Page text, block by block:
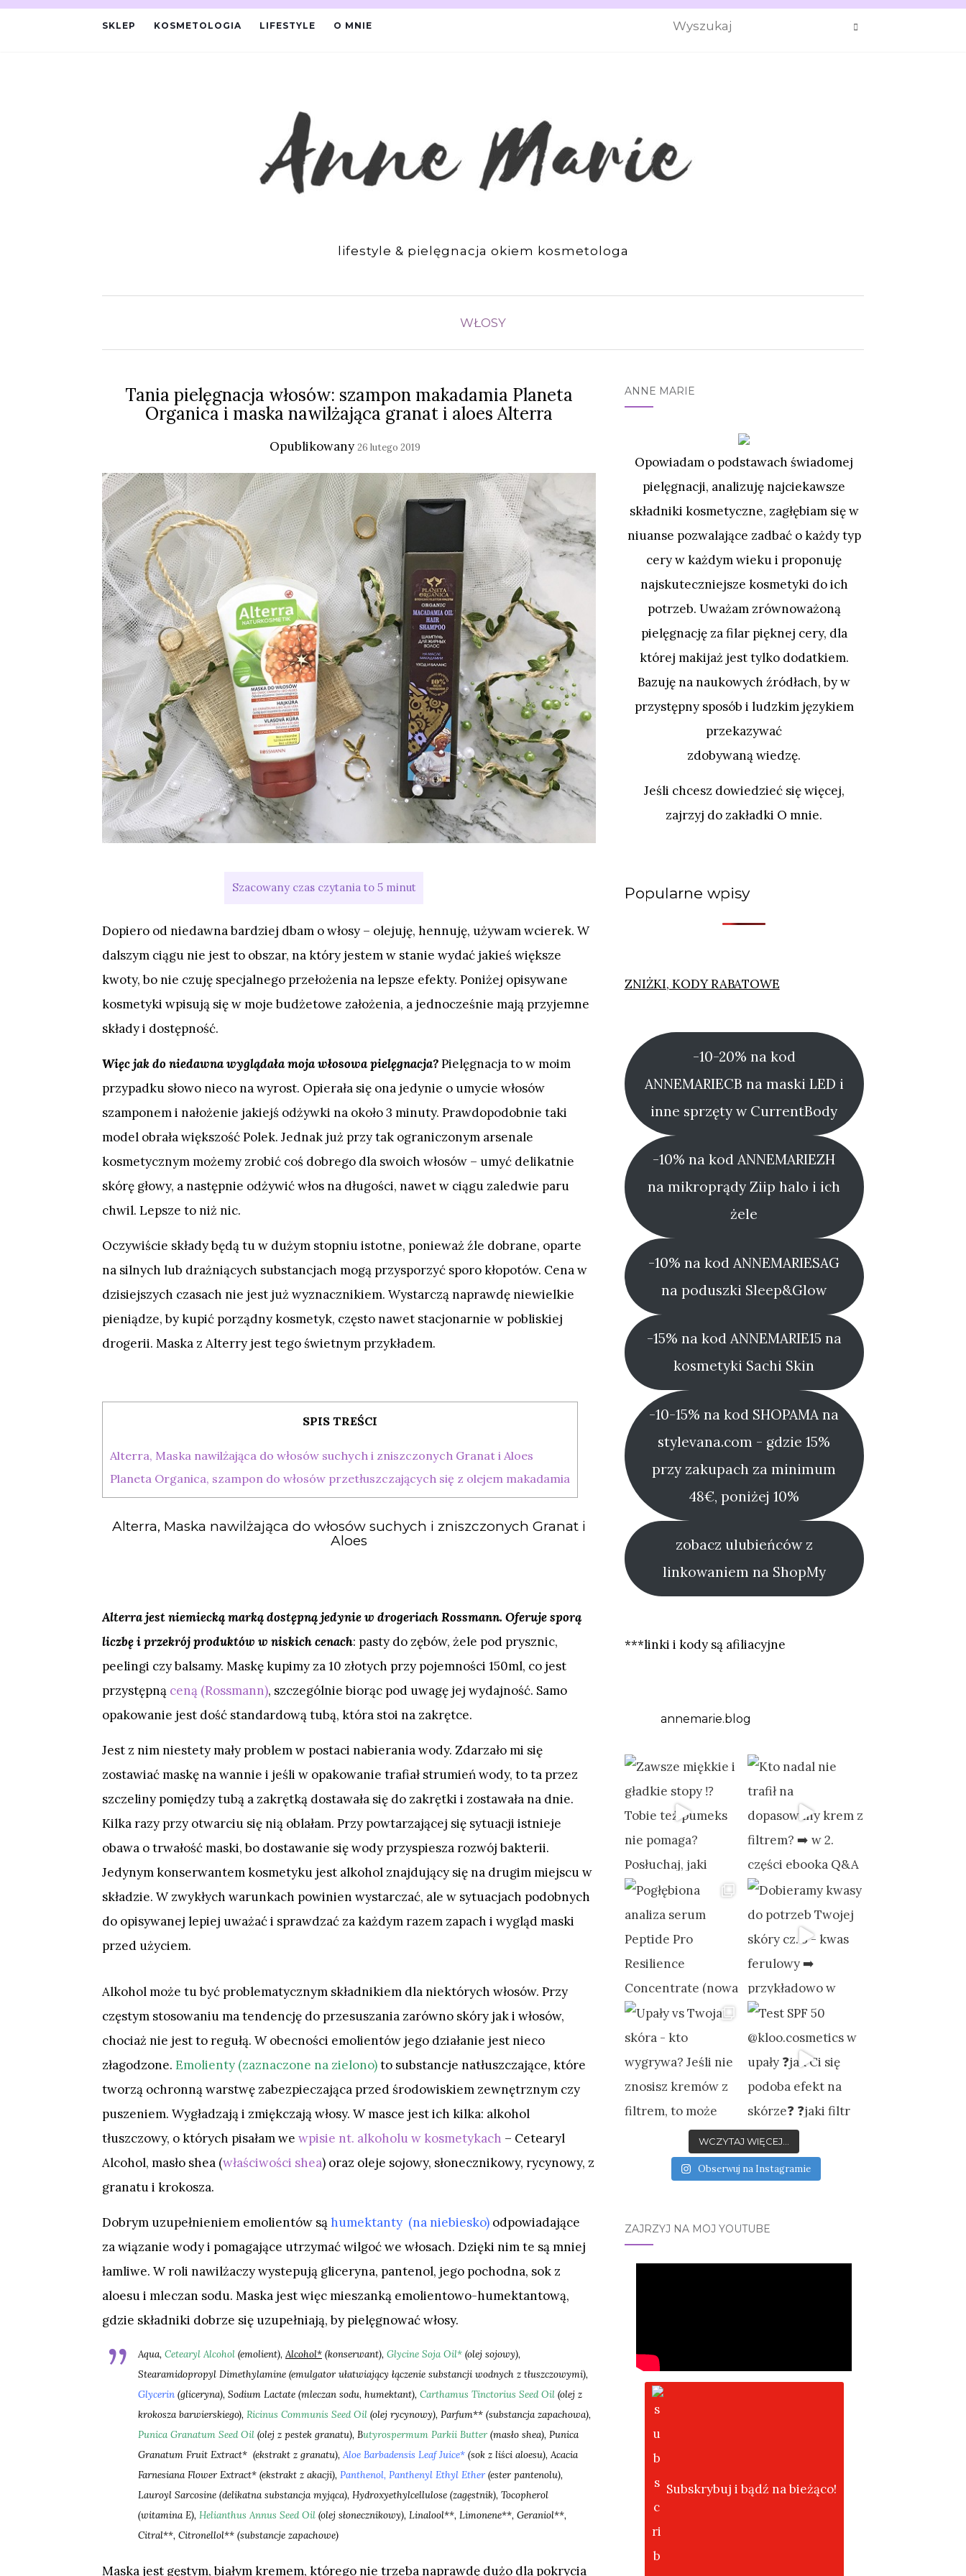
SKLEP KOSMETOLOGIA LIFESTYLE O MNIE
lifestyle & pielęgnacja okiem kosmetologa
WŁOSY
Tania pielęgnacja włosów: szampon makadamia Planeta
Organica i maska nawilżająca granat i aloes Alterra
Opublikowany26 lutego 2019
Dopiero od niedawna bardziej dbam o włosy – olejuję, hennuję, używam wcierek. W
dalszym ciągu nie jest to obszar, na który jestem w stanie wydać jakieś większe
kwoty, bo nie czuję specjalnego przełożenia na lepsze efekty. Poniżej opisywane
kosmetyki wpisują się w moje budżetowe założenia, a jednocześnie mają przyjemne
składy i dostępność.
Więc jak do niedawna wyglądała moja włosowa pielęgnacja?Pielęgnacja to w moim
przypadku słowo nieco na wyrost. Opierała się ona jedynie o umycie włosów
szamponem i nałożenie jakiejś odżywki na około 3 minuty. Prawdopodobnie taki
model obrała większość Polek. Jednak już przy tak ograniczonym arsenale
kosmetycznym możemy zrobić coś dobrego dla swoich włosów – umyć delikatnie
skórę głowy, a następnie odżywić włos na długości, nawet w ciągu zaledwie paru
chwil. Lepsze to niż nic.
Oczywiście składy będą tu w dużym stopniu istotne, ponieważ źle dobrane, oparte
na silnych lub drażniących substancjach mogą przysporzyć sporo kłopotów. Cena w
dzisiejszych czasach nie jest już wyznacznikiem. Wystarczą naprawdę niewielkie
pieniądze, by kupić porządny kosmetyk, często nawet stacjonarnie w pobliskiej
drogerii. Maska z Alterry jest tego świetnym przykładem.
SPIS TREŚCI
Alterra, Maska nawilżająca do włosów suchych i zniszczonych Granat i Aloes
Planeta Organica, szampon do włosów przetłuszczających się z olejem makadamia
Alterra, Maska nawilżająca do włosów suchych i zniszczonych Granat i
Aloes
Alterra jest niemiecką marką dostępną jedynie w drogeriach Rossmann. Oferuje sporą
liczbę i przekrój produktów w niskich cenach: pasty do zębów, żele pod prysznic,
peelingi czy balsamy. Maskę kupimy za 10 złotych przy pojemności 150ml, co jest
przystępną ceną (Rossmann), szczególnie biorąc pod uwagę jej wydajność. Samo
opakowanie jest dość standardową tubą, która stoi na zakrętce.
Jest z nim niestety mały problem w postaci nabierania wody. Zdarzało mi się
zostawiać maskę na wannie i jeśli w opakowanie trafiał strumień wody, to ta przez
szczeliny pomiędzy tubą a zakrętką dostawała się do zakrętki i zostawała na dnie.
Kilka razy przy otwarciu się nią oblałam. Przy powtarzającej się sytuacji istnieje
obawa o trwałość maski, bo dostawanie się wody przyspiesza rozwój bakterii.
Jedynym konserwantem kosmetyku jest alkohol znajdujący się na drugim miejscu w
składzie. W zwykłych warunkach powinien wystarczać, ale w sytuacjach podobnych
do opisywanej lepiej uważać i sprawdzać za każdym razem zapach i wygląd maski
przed użyciem.
Alkohol może tu być problematycznym składnikiem dla niektórych włosów. Przy
częstym stosowaniu ma tendencję do przesuszania zarówno skóry jak i włosów,
chociaż nie jest to regułą. W obecności emolientów jego działanie jest nieco
złagodzone. Emolienty (zaznaczone na zielono)to substancje natłuszczające, które
tworzą ochronną warstwę zabezpieczająca przed środowiskiem zewnętrznym czy
puszeniem. Wygładzają i zmiękczają włosy. W masce jest ich kilka: alkohol
tłuszczowy, o których pisałam we wpisie nt. alkoholu w kosmetykach – Cetearyl
Alcohol, masło shea (właściwości shea) oraz oleje sojowy, słonecznikowy, rycynowy, z
granatu i krokosza.
Dobrym uzupełnieniem emolientów sąhumektanty (na niebiesko) odpowiadające
za wiązanie wody i pomagające utrzymać wilgoć we włosach. Dzięki nim te są mniej
łamliwe. W roli nawilżaczy wystepują gliceryna, pantenol, jego pochodna, sok z
aloesu i mleczan sodu. Maska jest więc mieszanką emolientowo-humektantową,
gdzie składniki dobrze się uzupełniają, by pielęgnować włosy.
Aqua, Cetearyl Alcohol (emolient), Alcohol* (konserwant), Glycine Soja Oil* (olej sojowy),
Stearamidopropyl Dimethylamine (emulgator ułatwiający łączenie substancji wodnych z tłuszczowymi),
Glycerin (gliceryna), Sodium Lactate (mleczan sodu, humektant), Carthamus Tinctorius Seed Oil (olej z
krokosza barwierskiego), Ricinus Communis Seed Oil (olej rycynowy), Parfum** (substancja zapachowa),
Punica Granatum Seed Oil (olej z pestek granatu), Butyrospermum Parkii Butter (masło shea), Punica
Granatum Fruit Extract* (ekstrakt z granatu), Aloe Barbadensis Leaf Juice* (sok z liści aloesu), Acacia
Farnesiana Flower Extract* (ekstrakt z akacji), Panthenol, Panthenyl Ethyl Ether (ester pantenolu),
Lauroyl Sarcosine (delikatna substancja myjąca), Hydroxyethylcellulose (zagęstnik), Tocopherol
(witamina E), Helianthus Annus Seed Oil (olej słonecznikowy), Linalool**, Limonene**, Geraniol**,
Citral**, Citronellol** (substancje zapachowe)
Maska jest gęstym, białym kremem, którego nie trzeba naprawdę dużo dla pokrycia
ANNE MARIE
Opowiadam o podstawach świadomej
pielęgnacji, analizuję najciekawsze
składniki kosmetyczne, zagłębiam się w
niuanse pozwalające zadbać o każdy typ
cery w każdym wieku i proponuję
najskuteczniejsze kosmetyki do ich
potrzeb. Uważam zrównoważoną
pielęgnację za filar pięknej cery, dla
której makijaż jest tylko dodatkiem.
Bazuję na naukowych źródłach, by w
przystępny sposób i ludzkim językiem
przekazywać
zdobywaną wiedzę.
Jeśli chcesz dowiedzieć się więcej,
zajrzyj do zakładki O mnie.
Popularne wpisy
ZNIŻKI, KODY RABATOWE
-10-20% na kod
ANNEMARIECB na maski LED i
inne sprzęty w CurrentBody
-10% na kod ANNEMARIEZH
na mikroprądy Ziip halo i ich
żele
-10% na kod ANNEMARIESAG
na poduszki Sleep&Glow
-15% na kod ANNEMARIE15 na
kosmetyki Sachi Skin
-10-15% na kod SHOPAMA na
stylevana.com - gdzie 15%
przy zakupach za minimum
48€, poniżej 10%
zobacz ulubieńców z
linkowaniem na ShopMy
***linki i kody są afiliacyjne
annemarie.blog
WCZYTAJ WIĘCEJ...
Obserwuj na Instagramie
ZAJRZYJ NA MÓJ YOUTUBE
Subskrybuj i bądź na bieżąco!